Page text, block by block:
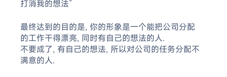
打消我的想法”
最终达到的目的是, 你的形象是一个能把公司分配
的工作干得漂亮, 同时有自己的想法的人.
不要成了, 有自己的想法, 所以对公司的任务分配不
满意的人.